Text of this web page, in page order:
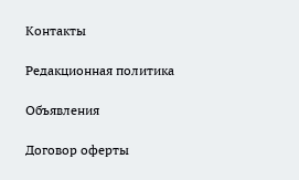
Контакты
Редакционная политика
Объявления
Договор оферты